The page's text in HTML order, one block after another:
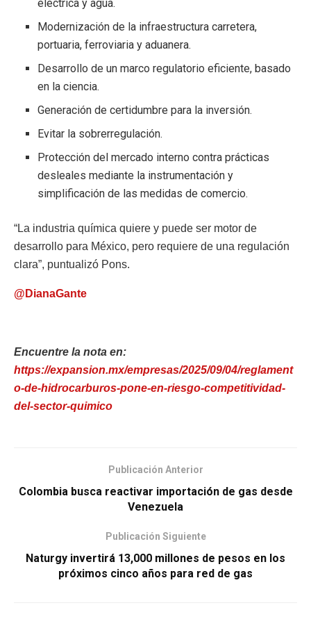
eléctrica y agua.
Modernización de la infraestructura carretera,
portuaria, ferroviaria y aduanera.
Desarrollo de un marco regulatorio eficiente, basado
en la ciencia.
Generación de certidumbre para la inversión.
Evitar la sobrerregulación.
Protección del mercado interno contra prácticas
desleales mediante la instrumentación y
simplificación de las medidas de comercio.
“La industria química quiere y puede ser motor de
desarrollo para México, pero requiere de una regulación
clara”, puntualizó Pons.
@DianaGante
Encuentre la nota en:
https://expansion.mx/empresas/2025/09/04/reglament
o-de-hidrocarburos-pone-en-riesgo-competitividad-
del-sector-quimico
Publicación Anterior
Colombia busca reactivar importación de gas desde
Venezuela
Publicación Siguiente
Naturgy invertirá 13,000 millones de pesos en los
próximos cinco años para red de gas